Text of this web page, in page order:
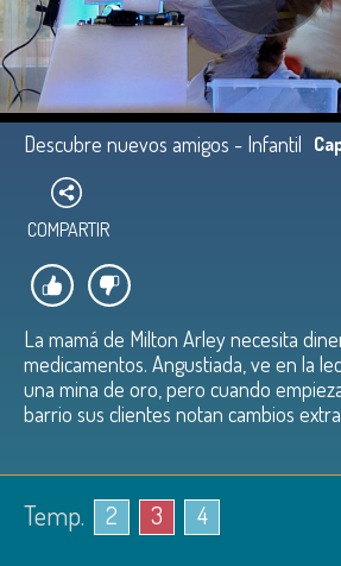
Descubre nuevos amigos - Infantil
COMPARTIR
La mamá de Milton Arley necesita
medicamentos. Angustiada, ve en la
una mina de oro, pero cuando
barrio sus clientes notan cambios
Temp. 2 3 4